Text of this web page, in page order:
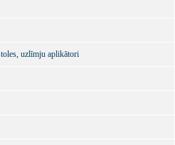
uzlīmju aplikātori